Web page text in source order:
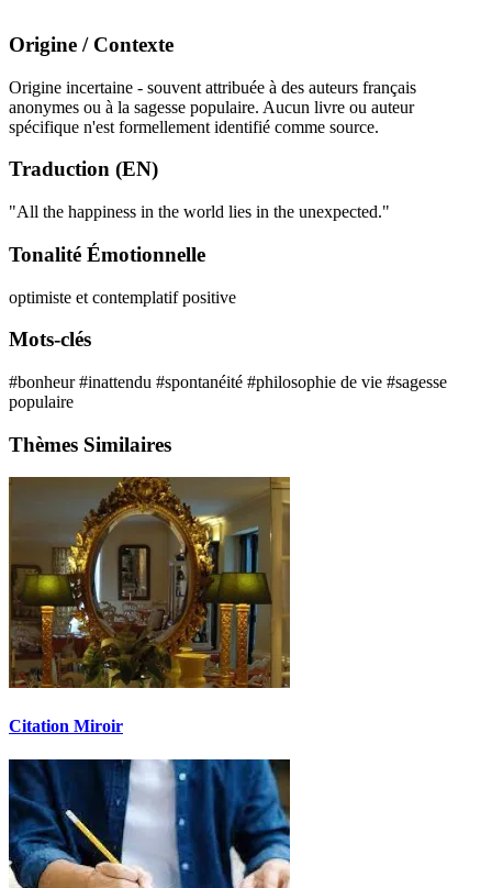
Origine / Contexte
Origine incertaine - souvent attribuée à des auteurs français
anonymes ou à la sagesse populaire. Aucun livre ou auteur
spécifique n'est formellement identifié comme source.
Traduction (EN)
"All the happiness in the world lies in the unexpected."
Tonalité Émotionnelle
optimiste et contemplatifpositive
Mots-clés
#bonheur#inattendu #spontanéité #philosophie de vie #sagesse
populaire
Thèmes Similaires
Citation Miroir